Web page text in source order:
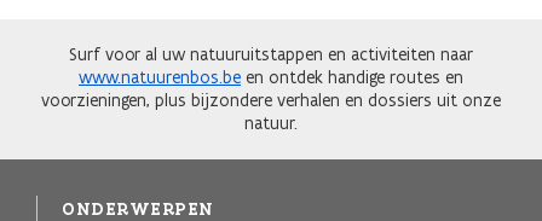
Surf voor al uw natuuruitstappen en activiteiten naar
www.natuurenbos.be en ontdek handige routes en
voorzieningen, plus bijzondere verhalen en dossiers uit onze
natuur.
ONDERWERPEN